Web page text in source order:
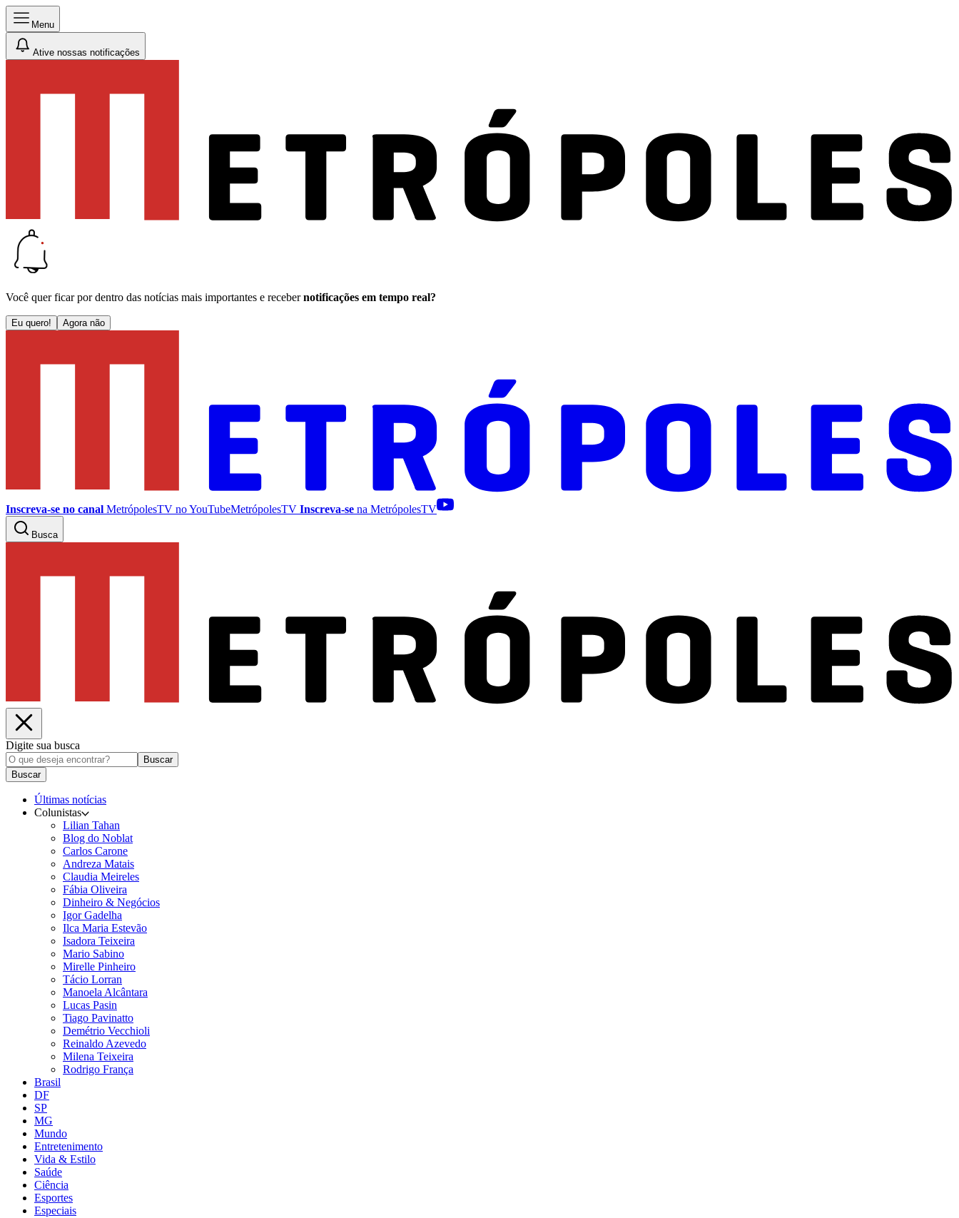
Menu
Ative nossas notificações
Você quer ficar por dentro das notícias mais importantes e receber notificações em tempo real?
Eu quero! Agora não
Inscreva-se no canal MetrópolesTV noYouTubeMetrópolesTV Inscreva-se na MetrópolesTV
Busca
Digite sua busca
Buscar
Buscar
Últimas notícias
Colunistas
Lilian Tahan
Blog do Noblat
Carlos Carone
Andreza Matais
Claudia Meireles
Fábia Oliveira
Dinheiro & Negócios
Igor Gadelha
Ilca Maria Estevão
Isadora Teixeira
Mario Sabino
Mirelle Pinheiro
Tácio Lorran
Manoela Alcântara
Lucas Pasin
Tiago Pavinatto
Demétrio Vecchioli
Reinaldo Azevedo
Milena Teixeira
Rodrigo França
Brasil
DF
SP
MG
Mundo
Entretenimento
Vida & Estilo
Saúde
Ciência
Esportes
Especiais